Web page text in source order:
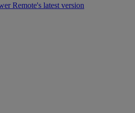
Remote's latest version